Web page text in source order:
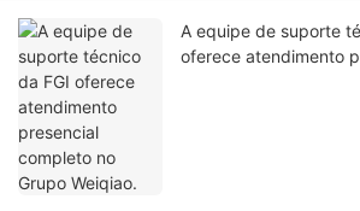
A equipe de suporte
oferece atendimento